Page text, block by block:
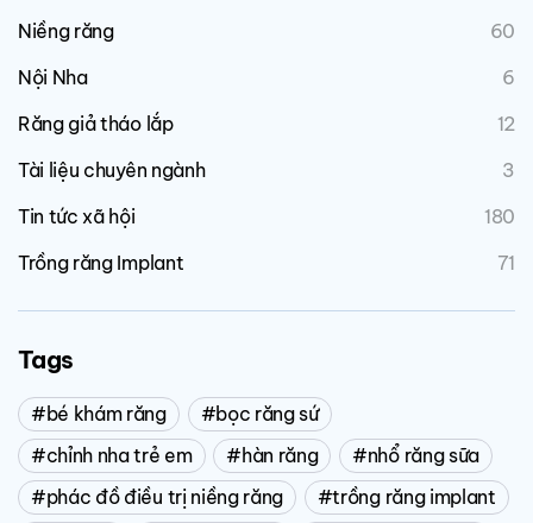
Niềng răng
60
Nội Nha
6
Răng giả tháo lắp
12
Tài liệu chuyên ngành
3
Tin tức xã hội
180
Trồng răng Implant
71
Tags
bé khám răng
bọc răng sứ
chỉnh nha trẻ em
hàn răng
nhổ răng sữa
phác đồ điều trị niềng răng
trồng răng implant